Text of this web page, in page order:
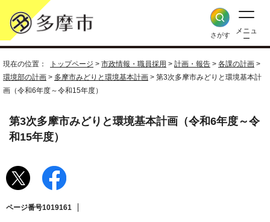
さがす
メニュ
ー
現在の位置： トップページ > 市政情報・職員採用 > 計画・報告 > 各課の計画 >
環境部の計画 > 多摩市みどりと環境基本計画 > 第3次多摩市みどりと環境基本計
画（令和6年度～令和15年度）
第3次多摩市みどりと環境基本計画（令和6年度～令
和15年度）
ページ番号1019161